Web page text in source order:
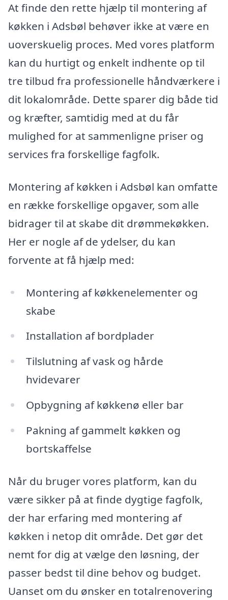
At finde den rette hjælp til montering af
køkken i Adsbøl behøver ikke at være en
uoverskuelig proces. Med vores platform
kan du hurtigt og enkelt indhente op til
tre tilbud fra professionelle håndværkere i
dit lokalområde. Dette sparer dig både tid
og kræfter, samtidig med at du får
mulighed for at sammenligne priser og
services fra forskellige fagfolk.
Montering af køkken i Adsbøl kan omfatte
en række forskellige opgaver, som alle
bidrager til at skabe dit drømmekøkken.
Her er nogle af de ydelser, du kan
forvente at få hjælp med:
Montering af køkkenelementer og
skabe
Installation af bordplader
Tilslutning af vask og hårde
hvidevarer
Opbygning af køkkenø eller bar
Pakning af gammelt køkken og
bortskaffelse
Når du bruger vores platform, kan du
være sikker på at finde dygtige fagfolk,
der har erfaring med montering af
køkken i netop dit område. Det gør det
nemt for dig at vælge den løsning, der
passer bedst til dine behov og budget.
Uanset om du ønsker en totalrenovering